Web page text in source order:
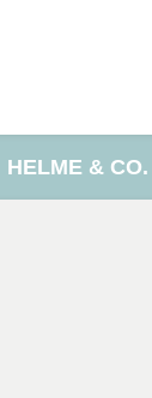
HELME & CO.